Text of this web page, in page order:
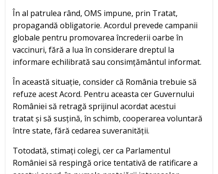
În al patrulea rând, OMS impune, prin Tratat,
propagandă obligatorie. Acordul prevede campanii
globale pentru promovarea încrederii oarbe în
vaccinuri, fără a lua în considerare dreptul la
informare echilibrată sau consimțământul informat.
În această situație, consider că România trebuie să
refuze acest Acord. Pentru aceasta cer Guvernului
României să retragă sprijinul acordat acestui
tratat și să susțină, în schimb, cooperarea voluntară
între state, fără cedarea suveranității.
Totodată, stimați colegi, cer ca Parlamentul
României să respingă orice tentativă de ratificare a